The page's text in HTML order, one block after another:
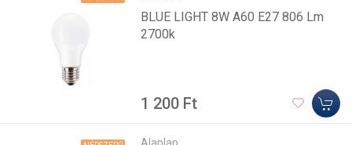
BLUE LIGHT 8W A60 E27 806 Lm
2700k
1 200 Ft